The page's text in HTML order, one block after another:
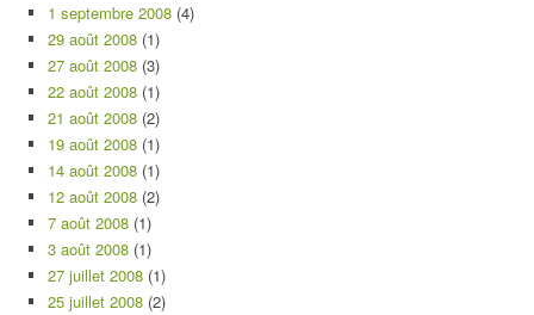
1 septembre 2008 (4)
29 août 2008 (1)
27 août 2008 (3)
22 août 2008 (1)
21 août 2008 (2)
19 août 2008 (1)
14 août 2008 (1)
12 août 2008 (2)
7 août 2008 (1)
3 août 2008 (1)
27 juillet 2008 (1)
25 juillet 2008 (2)